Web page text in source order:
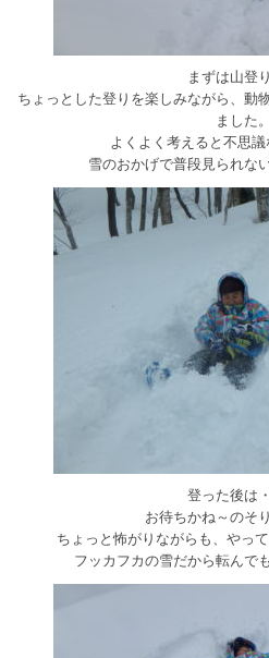
まずは山登
ちょっとした登りを楽しみながら、動
ました。
よくよく考えると不思議
雪のおかげで普段見られな
登った後は
お待ちかね～のそ
ちょっと怖がりながらも、やっ
フッカフカの雪だから転んで